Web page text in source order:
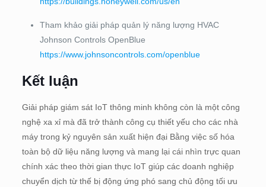
Tham khảo giải pháp quản lý năng lượng HVAC
Johnson Controls OpenBlue
https://www.johnsoncontrols.com/openblue
Kết luận
Giải pháp giám sát IoT thông minh không còn là một công
nghệ xa xỉ mà đã trở thành công cụ thiết yếu cho các nhà
máy trong kỷ nguyên sản xuất hiện đại Bằng việc số hóa
toàn bộ dữ liệu năng lượng và mang lại cái nhìn trực quan
chính xác theo thời gian thực IoT giúp các doanh nghiệp
chuyển dịch từ thế bị động ứng phó sang chủ động tối ưu